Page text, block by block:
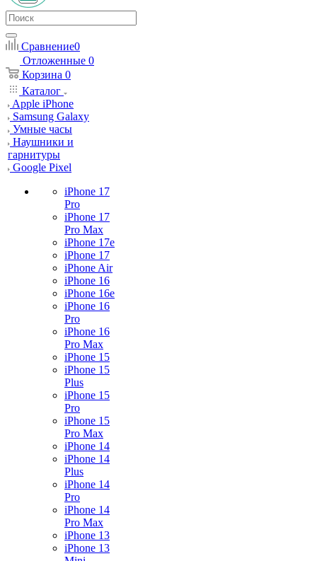
Сравнение0
Отложенные 0
Корзина 0
Каталог
Apple iPhone
Samsung Galaxy
Умные часы
Наушники и
гарнитуры
Google Pixel
iPhone 17
Pro
iPhone 17
Pro Max
iPhone 17e
iPhone 17
iPhone Air
iPhone 16
iPhone 16e
iPhone 16
Pro
iPhone 16
Pro Max
iPhone 15
iPhone 15
Plus
iPhone 15
Pro
iPhone 15
Pro Max
iPhone 14
iPhone 14
Plus
iPhone 14
Pro
iPhone 14
Pro Max
iPhone 13
iPhone 13